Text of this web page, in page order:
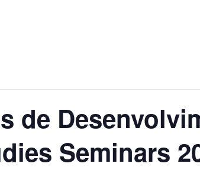
de
Seminars